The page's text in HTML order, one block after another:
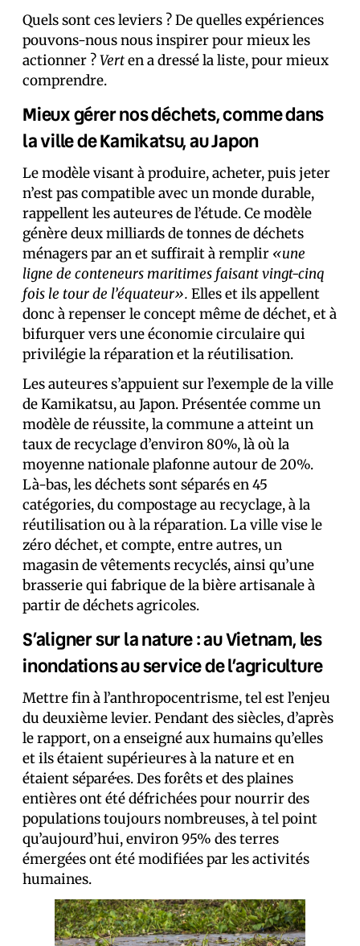
Quels sont ces leviers ? De quelles expériences
pouvons-nous nous inspirer pour mieux les
actionner ?Verten a dressé la liste, pour mieux
comprendre.
Mieux gérer nos déchets, comme dans
la ville de Kamikatsu, au Japon
Le modèle visant à produire, acheter, puis jeter
n’est pas compatible avec un monde durable,
rappellent les auteur·es de l’étude. Ce modèle
génère deux milliards de tonnes de déchets
ménagers par an et suffirait à remplir «une
ligne de conteneurs maritimes faisant vingt-cinq
fois le tour de l’équateur». Elles et ils appellent
donc à repenser le concept même de déchet, et à
bifurquer vers une économie circulaire qui
privilégie la réparation et la réutilisation.
Les auteur·es s’appuient sur l’exemple de la ville
de Kamikatsu, au Japon. Présentée comme un
modèle de réussite, la commune a atteint un
taux de recyclage d’environ 80%, là où la
moyenne nationale plafonne autour de 20%.
Là-bas, les déchets sont séparés en 45
catégories, du compostage au recyclage, à la
réutilisation ou à la réparation. La ville vise le
zéro déchet, et compte, entre autres, un
magasin de vêtements recyclés, ainsi qu’une
brasserie qui fabrique de la bière artisanale à
partir de déchets agricoles.
S’aligner sur la nature : au Vietnam, les
inondations au service de l’agriculture
Mettre fin à l’anthropocentrisme, tel est l’enjeu
du deuxième levier. Pendant des siècles, d’après
le rapport, on a enseigné aux humains qu’elles
et ils étaient supérieur·es à la nature et en
étaient séparé·es. Des forêts et des plaines
entières ont été défrichées pour nourrir des
populations toujours nombreuses, à tel point
qu’aujourd’hui, environ 95% des terres
émergées ont été modifiées par les activités
humaines.